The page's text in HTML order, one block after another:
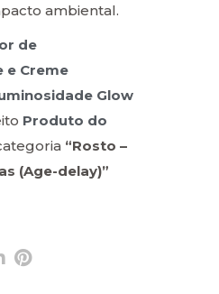
ambiental.
de
e Creme
Glow
Produto do
“Rosto –
(Age-delay)”